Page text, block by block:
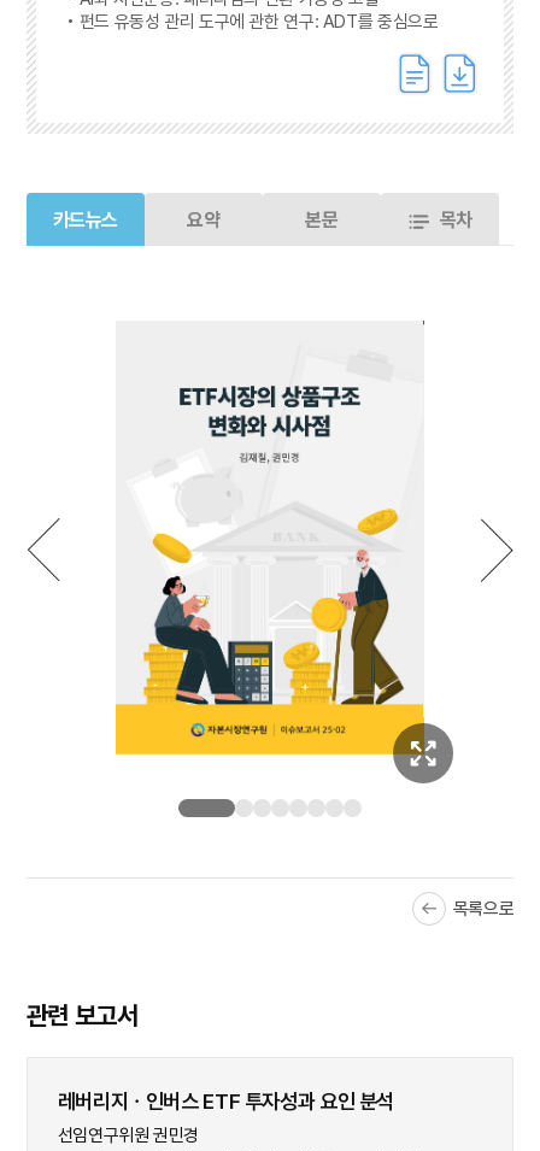
펀드 유동성 관리 도구에 관한 연구: ADT를 중심으로
카드뉴스 요약 본문 목차
목록으로
관련 보고서
레버리지ㆍ인버스 ETF 투자성과 요인 분석
선임연구위원 권민경